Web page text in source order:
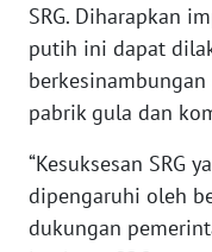
SRG. Diharapkan
putih ini dapat
pabrik gula dan
“Kesuksesan SRG
dipengaruhi oleh
dukungan
WN
NTB
WN
WN
SULBAR